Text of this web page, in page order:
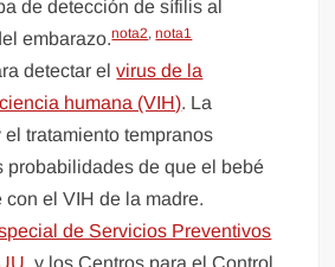
de detección de sífilis al
embarazo.nota2,nota1
detectar elvirus de la
humana (VIH). La
el tratamiento tempranos
probabilidades de que el bebé
con el VIH de la madre.
de Servicios Preventivos